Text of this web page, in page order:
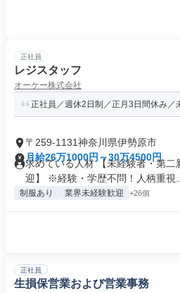
正社員
レジスタッフ
オーケー株式会社
正社員／週休2日制／正月3日間休み／
〒259-1131神奈川県伊勢原市
月給26万1000円～30万4500円
求めている人材 【未経験者・第
迎】 ※経験・学歴不問！人柄重視...
制服あり 業界未経験歓迎 +26個
正社員
生損保営業および営業事務